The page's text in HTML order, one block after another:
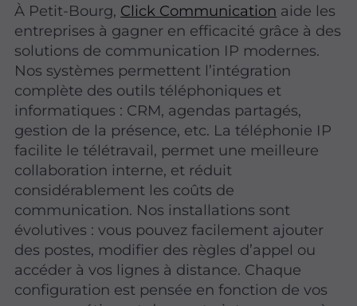
À Petit-Bourg, Click Communication aide les
entreprises à gagner en efficacité grâce à des
solutions de communication IP modernes.
Nos systèmes permettent l’intégration
complète des outils téléphoniques et
informatiques : CRM, agendas partagés,
gestion de la présence, etc. La téléphonie IP
facilite le télétravail, permet une meilleure
collaboration interne, et réduit
considérablement les coûts de
communication. Nos installations sont
évolutives : vous pouvez facilement ajouter
des postes, modifier des règles d’appel ou
accéder à vos lignes à distance. Chaque
configuration est pensée en fonction de vos